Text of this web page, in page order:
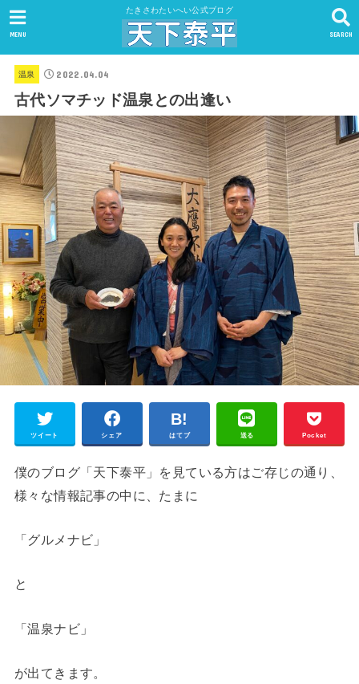
たきさわたいへい公式ブログ
SEARCH
MENU
温泉 2022.04.04
古代ソマチッド温泉との出逢い
ツイート シェア はてブ 送る Pocket
僕のブログ「天下泰平」を見ている方はご存じの通り、
様々な情報記事の中に、たまに
「グルメナビ」
と
「温泉ナビ」
が出てきます。